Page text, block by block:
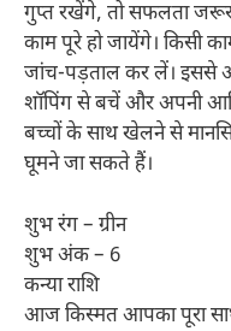
गुप्त रखेंगे, तो सफलता
काम पूरे हो जायेंगे। किसी
जांच-पड़ताल कर लें। इससे
शॉपिंग से बचें और अपनी
बच्चों के साथ खेलने से
घूमने जा सकते हैं।
शुभ रंग – ग्रीन
शुभ अंक – 6
कन्या राशि
आज किस्मत आपका पूरा